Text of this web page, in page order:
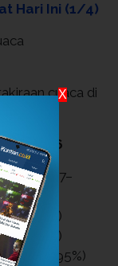
Hari Ini (1/4)
cuaca di
2026
°C, 77–
75–96%)
71–97%)
°C, 77–95%)
X